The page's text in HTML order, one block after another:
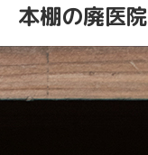
本棚の廃医院